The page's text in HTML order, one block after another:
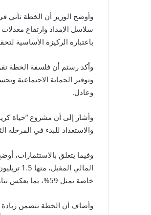
وأوضح الوزير أن الخطة تأتي
سلاسل الإمداد وارتفاع
باعتباره الركيزة الأساسية
وأكد رستم أن فلسفة الخطة
وتوفير الحماية الاجتماعية
وعادل.
وأشار إلى أن مشروع “حياة
والاستعداد للبدء في
خاصة تمثل 59%، بما يعكس تنامي دور القطاع الخاص في النشاط الاقتصادي.